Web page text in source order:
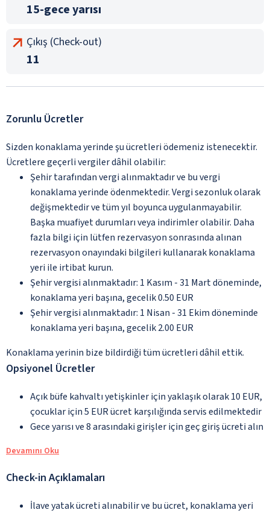
15-gece yarısı
Çıkış (Check-out)
11
Zorunlu Ücretler
Sizden konaklama yerinde şu ücretleri ödemeniz istenecektir.
Ücretlere geçerli vergiler dâhil olabilir:
Şehir tarafından vergi alınmaktadır ve bu vergi
konaklama yerinde ödenmektedir. Vergi sezonluk olarak
değişmektedir ve tüm yıl boyunca uygulanmayabilir.
Başka muafiyet durumları veya indirimler olabilir. Daha
fazla bilgi için lütfen rezervasyon sonrasında alınan
rezervasyon onayındaki bilgileri kullanarak konaklama
yeri ile irtibat kurun.
Şehir vergisi alınmaktadır: 1 Kasım - 31 Mart döneminde,
konaklama yeri başına, gecelik 0.50 EUR
Şehir vergisi alınmaktadır: 1 Nisan - 31 Ekim döneminde
konaklama yeri başına, gecelik 2.00 EUR
Konaklama yerinin bize bildirdiği tüm ücretleri dâhil ettik.
Opsiyonel Ücretler
Açık büfe kahvaltı yetişkinler için yaklaşık olarak 10 EUR,
çocuklar için 5 EUR ücret karşılığında servis edilmektedir
Gece yarısı ve 8 arasındaki girişler için geç giriş ücreti alın
Devamını Oku
Check-in Açıklamaları
İlave yatak ücreti alınabilir ve bu ücret, konaklama yeri